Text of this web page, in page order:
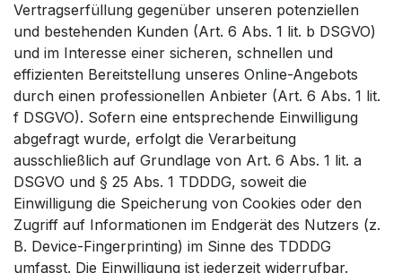
Vertragserfüllung gegenüber unseren potenziellen
und bestehenden Kunden (Art. 6 Abs. 1 lit. b DSGVO)
und im Interesse einer sicheren, schnellen und
effizienten Bereitstellung unseres Online-Angebots
durch einen professionellen Anbieter (Art. 6 Abs. 1 lit.
f DSGVO). Sofern eine entsprechende Einwilligung
abgefragt wurde, erfolgt die Verarbeitung
ausschließlich auf Grundlage von Art. 6 Abs. 1 lit. a
DSGVO und § 25 Abs. 1 TDDDG, soweit die
Einwilligung die Speicherung von Cookies oder den
Zugriff auf Informationen im Endgerät des Nutzers (z.
B. Device-Fingerprinting) im Sinne des TDDDG
umfasst. Die Einwilligung ist jederzeit widerrufbar.